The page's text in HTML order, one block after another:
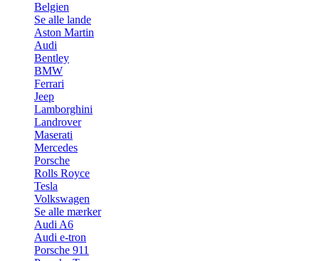
Belgien
Se alle lande
Aston Martin
Audi
Bentley
BMW
Ferrari
Jeep
Lamborghini
Landrover
Maserati
Mercedes
Porsche
Rolls Royce
Tesla
Volkswagen
Se alle mærker
Audi A6
Audi e-tron
Porsche 911